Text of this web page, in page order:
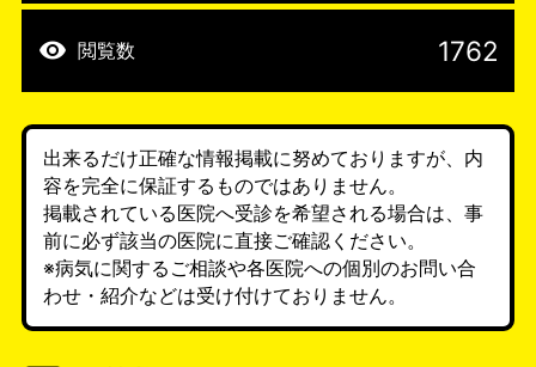
閲覧数 1762
出来るだけ正確な情報掲載に努めておりますが、内
容を完全に保証するものではありません。
掲載されている医院へ受診を希望される場合は、事
前に必ず該当の医院に直接ご確認ください。
※病気に関するご相談や各医院への個別のお問い合
わせ・紹介などは受け付けておりません。